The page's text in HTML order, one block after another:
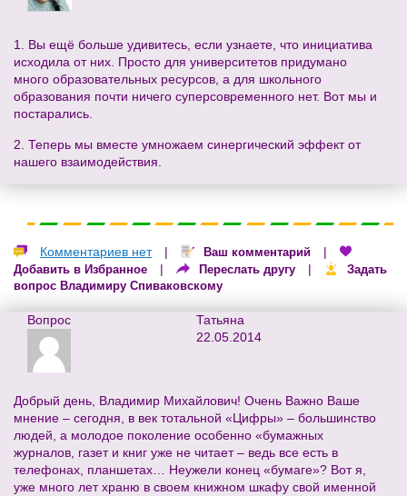
1. Вы ещё больше удивитесь, если узнаете, что инициатива
исходила от них. Просто для университетов придумано
много образовательных ресурсов, а для школьного
образования почти ничего суперсовременного нет. Вот мы и
постарались.
2. Теперь мы вместе умножаем синергический эффект от
нашего взаимодействия.
Комментариев нет | Ваш комментарий |
Добавить в Избранное | Переслать другу |
Задать
вопрос Владимиру Спиваковскому
Вопрос
Татьяна
22.05.2014
Добрый день, Владимир Михайлович! Очень Важно Ваше
мнение – сегодня, в век тотальной «Цифры» – большинство
людей, а молодое поколение особенно «бумажных
журналов, газет и книг уже не читает – ведь все есть в
телефонах, планшетах… Неужели конец «бумаге»? Вот я,
уже много лет храню в своем книжном шкафу свой именной